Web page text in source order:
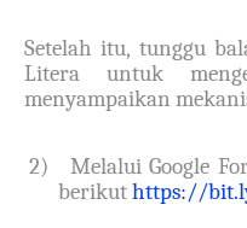
Setelah itu, tunggu
Litera untuk
menyampaikan
2)
Melalui Google
berikuthttps://